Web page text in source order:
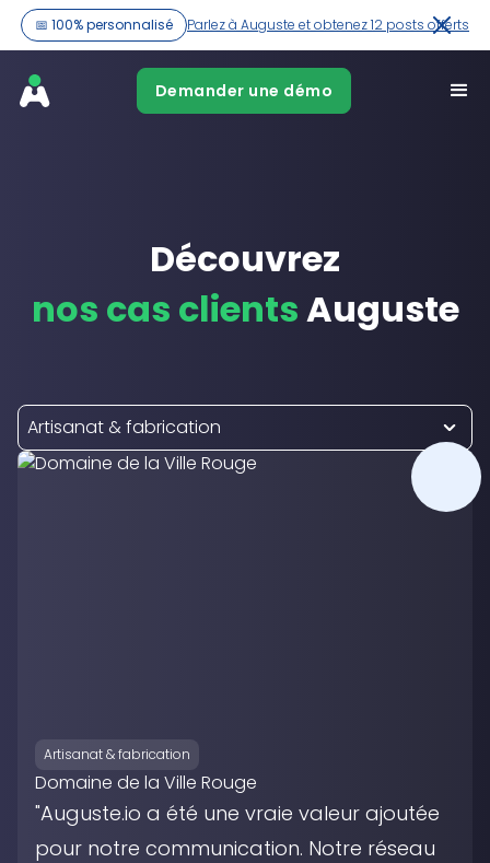
📅 100% personnalisé Parlez à Auguste et obtenez 12 posts offerts
Demander une démo
Découvrez
nos cas clientsAuguste
Artisanat & fabrication
Artisanat & fabrication
Domaine de la Ville Rouge
"Auguste.io a été une vraie valeur ajoutée
pour notre communication. Notre réseau